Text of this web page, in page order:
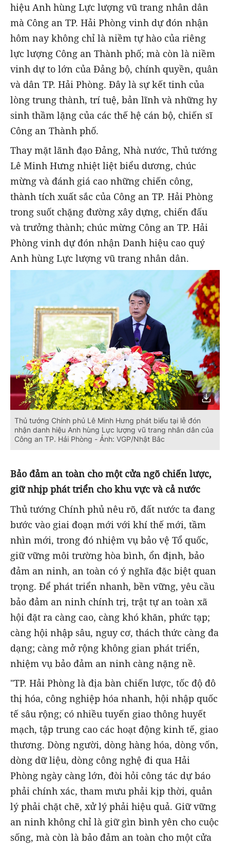
hiệu Anh hùng Lực lượng vũ trang nhân dân
mà Công an TP. Hải Phòng vinh dự đón nhận
hôm nay không chỉ là niềm tự hào của riêng
lực lượng Công an Thành phố; mà còn là niềm
vinh dự to lớn của Đảng bộ, chính quyền, quân
và dân TP. Hải Phòng. Đây là sự kết tinh của
lòng trung thành, trí tuệ, bản lĩnh và những hy
sinh thầm lặng của các thế hệ cán bộ, chiến sĩ
Công an Thành phố.
Thay mặt lãnh đạo Đảng, Nhà nước, Thủ tướng
Lê Minh Hưng nhiệt liệt biểu dương, chúc
mừng và đánh giá cao những chiến công,
thành tích xuất sắc của Công an TP. Hải Phòng
trong suốt chặng đường xây dựng, chiến đấu
và trưởng thành; chúc mừng Công an TP. Hải
Phòng vinh dự đón nhận Danh hiệu cao quý
Anh hùng Lực lượng vũ trang nhân dân.
Thủ tướng Chính phủ Lê Minh Hưng phát biểu tại lễ đón
nhận danh hiệu Anh hùng Lực lượng vũ trang nhân dân của
Công an TP. Hải Phòng - Ảnh: VGP/Nhật Bắc
Bảo đảm an toàn cho một cửa ngõ chiến lược,
giữ nhịp phát triển cho khu vực và cả nước
Thủ tướng Chính phủ nêu rõ, đất nước ta đang
bước vào giai đoạn mới với khí thế mới, tầm
nhìn mới, trong đó nhiệm vụ bảo vệ Tổ quốc,
giữ vững môi trường hòa bình, ổn định, bảo
đảm an ninh, an toàn có ý nghĩa đặc biệt quan
trọng. Để phát triển nhanh, bền vững, yêu cầu
bảo đảm an ninh chính trị, trật tự an toàn xã
hội đặt ra càng cao, càng khó khăn, phức tạp;
càng hội nhập sâu, nguy cơ, thách thức càng đa
dạng; càng mở rộng không gian phát triển,
nhiệm vụ bảo đảm an ninh càng nặng nề.
"TP. Hải Phòng là địa bàn chiến lược, tốc độ đô
thị hóa, công nghiệp hóa nhanh, hội nhập quốc
tế sâu rộng; có nhiều tuyến giao thông huyết
mạch, tập trung cao các hoạt động kinh tế, giao
thương. Dòng người, dòng hàng hóa, dòng vốn,
dòng dữ liệu, dòng công nghệ đi qua Hải
Phòng ngày càng lớn, đòi hỏi công tác dự báo
phải chính xác, tham mưu phải kịp thời, quản
lý phải chặt chẽ, xử lý phải hiệu quả. Giữ vững
an ninh không chỉ là giữ gìn bình yên cho cuộc
sống, mà còn là bảo đảm an toàn cho một cửa